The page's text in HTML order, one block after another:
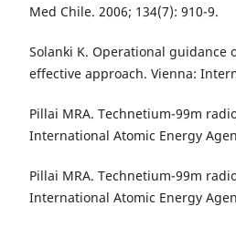
Med Chile. 2006; 134(7): 910-9.
Solanki K. Operational guidance
effective approach. Vienna:
Pillai MRA. Technetium-99m
International Atomic Energy
Pillai MRA. Technetium-99m
International Atomic Energy